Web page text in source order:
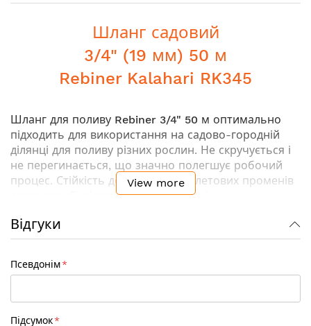
Шланг садовий
3/4" (19 мм) 50 м
Rebiner Kalahari RK345
Шланг для поливу Rebiner 3/4" 50 м оптимально
підходить для використання на садово-городній
ділянці для поливу різних рослин. Не скручується і
не перегинається, що значно полегшує робочий
процес. Стійкість до дії ультрафіолетових променів
дозволяє зберігати шланг на вулиці.
Ключові особливості:
Перший внутрішній шар
чорного кольору. Стійкий до впливу UV
водоростей на внутрішніх стінках шланга
Другий шар
View more
Відгуки
Псевдонім
Підсумок